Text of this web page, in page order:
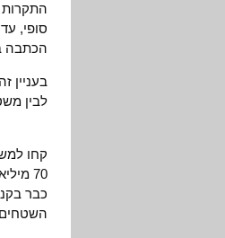
התקרות
סופי,
הכתבה
בעניין
לבין
קחו
70
השטחים